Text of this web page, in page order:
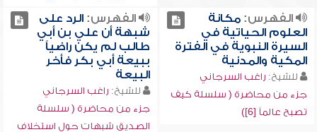
الفهرس:مكانة
العلوم الحياتية في
السيرة النبوية في الفترة
المكية والمدنية
للشيخ: راغب السرجاني
جزء من محاضرة ( سلسلة كيف
تصبح عالماً [6])
الفهرس:الرد على
شبهة أن علي بن أبي
طالب لم يكن راضياً
ببيعة أبي بكر فأخر
البيعة
للشيخ: راغب السرجاني
جزء من محاضرة ( سلسلة
الصديق شبهات حول استخلاف